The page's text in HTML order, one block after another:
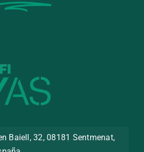
Baiell, 32, 08181 Sentmenat,